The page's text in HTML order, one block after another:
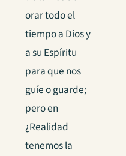
orar todo el
tiempo a Dios y
a su Espíritu
para que nos
guíe o guarde;
pero en
¿Realidad
tenemos la